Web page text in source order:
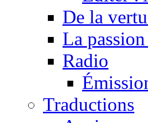
De la
La
Radio
Traductions